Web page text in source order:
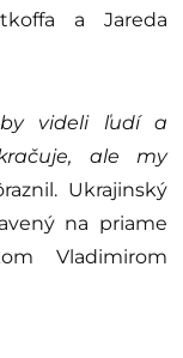
a Jareda
videli ľudí a
ale my
Ukrajinský
na priame
Vladimirom